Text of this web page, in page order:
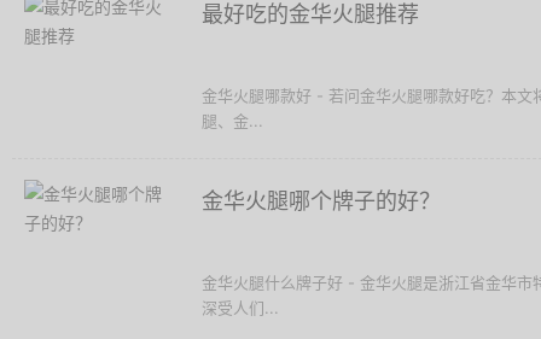
最好吃的金华火腿推荐
金华火腿哪款好 - 若问金华火腿哪款好吃？本
腿、金...
金华火腿哪个牌子的好？
金华火腿什么牌子好 - 金华火腿是浙江省金华市
深受人们...